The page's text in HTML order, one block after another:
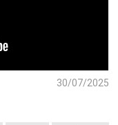
30/07/2025